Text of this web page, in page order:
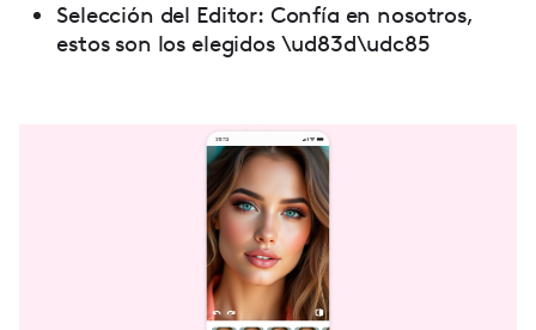
Selección del Editor: Confía en nosotros,
estos son los elegidos \ud83d\udc85